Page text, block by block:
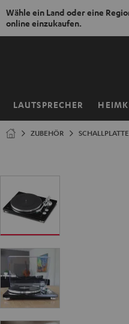
Wähle ein Land oder eine
online einzukaufen.
ZUM
LAUTSPRECHER
Startseite
ZUBEHÖR